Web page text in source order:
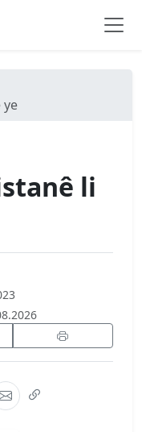
ye
li